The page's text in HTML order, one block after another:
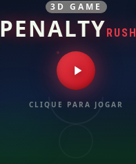
3D GAME
PENALTYRUSH
CLIQUE PARA JOGAR